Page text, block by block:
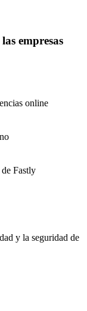
empresas
online
Fastly
y la seguridad de